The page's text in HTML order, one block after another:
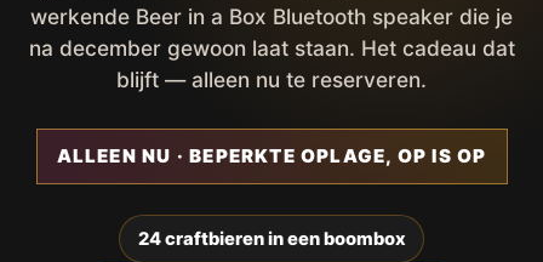
werkende Beer in a Box Bluetooth speaker die je
na december gewoon laat staan. Het cadeau dat
blijft — alleen nu te reserveren.
ALLEEN NU · BEPERKTE OPLAGE, OP IS OP
24 craftbieren in een boombox